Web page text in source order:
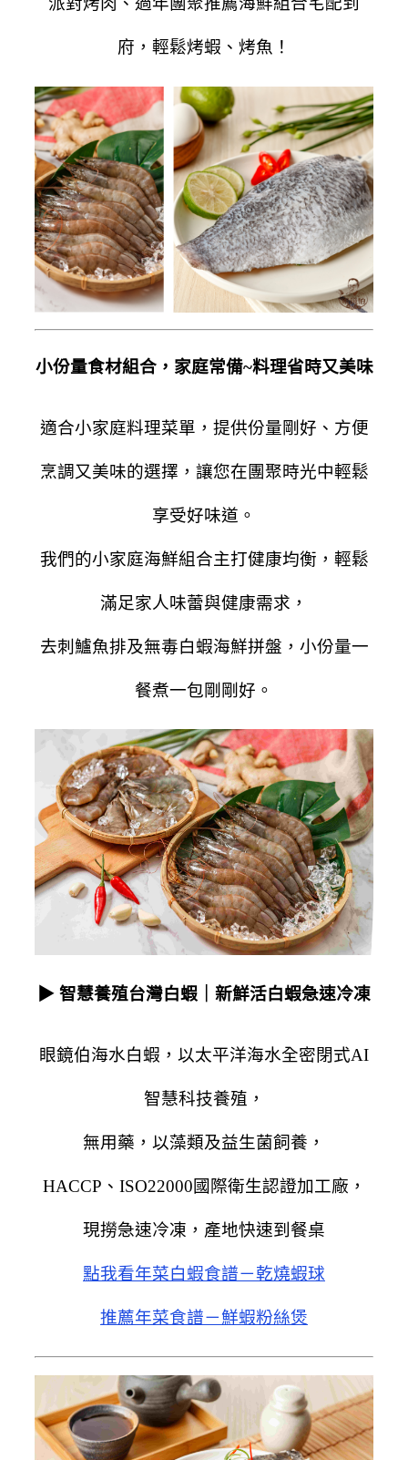
府，輕鬆烤蝦、烤魚！
小份量食材組合，家庭常備~料理省時又美味
適合小家庭料理菜單，提供份量剛好、方便
烹調又美味的選擇，讓您在團聚時光中輕鬆
享受好味道。
我們的小家庭海鮮組合主打健康均衡，輕鬆
滿足家人味蕾與健康需求，
去刺鱸魚排及無毒白蝦海鮮拼盤，小份量一
餐煮一包剛剛好。
▶ 智慧養殖台灣白蝦｜新鮮活白蝦急速冷凍
眼鏡伯海水白蝦，以太平洋海水全密閉式AI
智慧科技養殖，
無用藥，以藻類及益生菌飼養，
HACCP、ISO22000國際衛生認證加工廠，
現撈急速冷凍，產地快速到餐桌
點我看年菜白蝦食譜－乾燒蝦球
推薦年菜食譜－鮮蝦粉絲煲